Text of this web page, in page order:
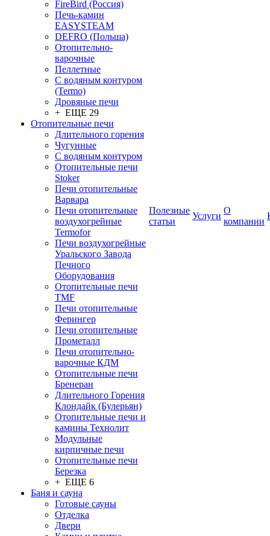
FireBird (Россия)
Печь-камин
EASYSTEAM
DEFRO (Польша)
Отопительно-
варочные
Пеллетные
С водяным контуром
(Termo)
Дровяные печи
+ ЕЩЕ 29
Отопительные печи
Длительного горения
Чугунные
C водяным контуром
Отопительные печи
Stoker
Печи отопительные
Варвара
Печи отопительные
воздухогрейные
Termofor
Печи воздухогрейные
Уральского Завода
Печного
Оборудования
Отопительные печи
TMF
Печи отопительные
Ферингер
Печи отопительные
Прометалл
Печи отопительно-
варочные КДМ
Отопительные печи
Бренеран
Длительного Горения
Клондайк (Булерьян)
Отопительные печи и
камины Технолит
Модульные
кирпичные печи
Отопительные печи
Березка
+ ЕЩЕ 6
Баня и сауна
Готовые сауны
Отделка
Двери
Полезные
статьи
Услуги
О
компании